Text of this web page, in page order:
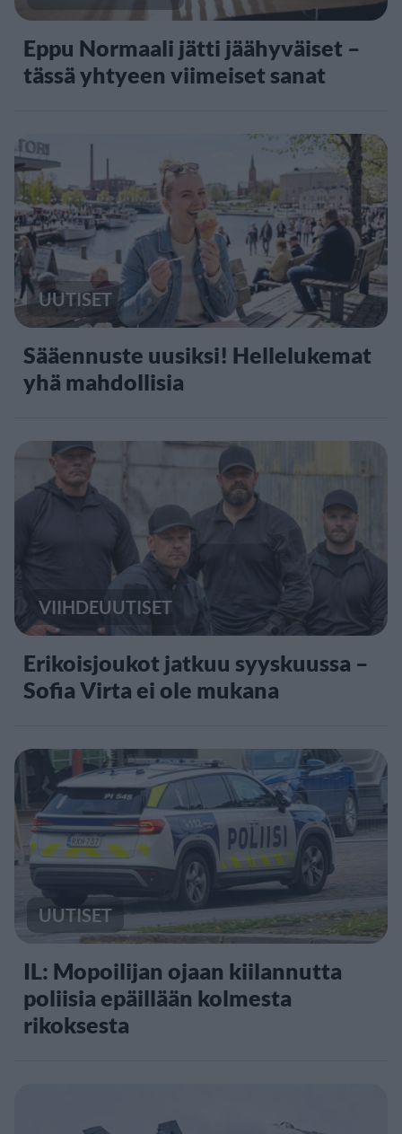
Eppu Normaali jätti jäähyväiset –
tässä yhtyeen viimeiset sanat
UUTISET
Sääennuste uusiksi! Hellelukemat
yhä mahdollisia
VIIHDEUUTISET
Erikoisjoukot jatkuu syyskuussa –
Sofia Virta ei ole mukana
UUTISET
IL: Mopoilijan ojaan kiilannutta
poliisia epäillään kolmesta
rikoksesta